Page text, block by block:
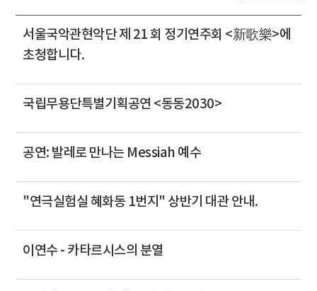
서울국악관현악단 제 21 회 정기연주회 <新歌樂>에
초청합니다.
국립무용단특별기획공연 <동동2030>
공연: 발레로 만나는 Messiah 예수
"연극실험실 혜화동 1번지" 상반기 대관 안내.
이연수 - 카타르시스의 분열